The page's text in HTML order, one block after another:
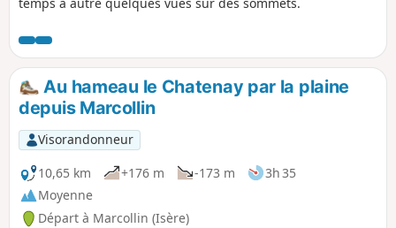
temps à autre quelques vues sur des sommets.
Au hameau le Chatenay par la plaine
depuis Marcollin
Visorandonneur
10,65 km
+176 m -173 m
3h 35
Moyenne
Départ à Marcollin (Isère)